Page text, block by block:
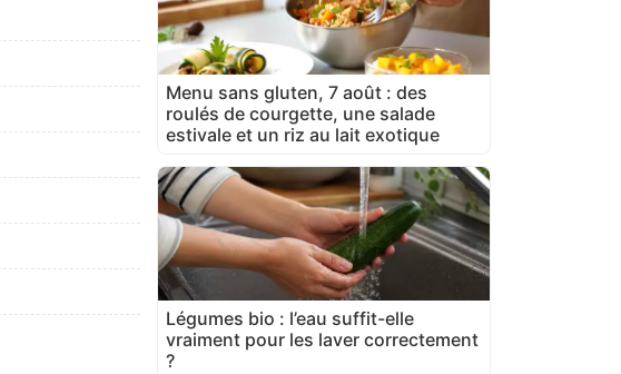
Menu sans gluten, 7 août : des
roulés de courgette, une salade
estivale et un riz au lait exotique
Légumes bio : l’eau suffit-elle
vraiment pour les laver correctement
?